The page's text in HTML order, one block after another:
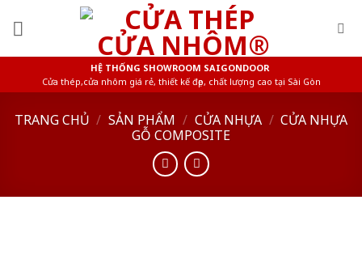
HỆ THỐNG SHOWROOM SAIGONDOOR
Cửa thép,cửa nhôm giá rẻ, thiết kế đẹp, chất lượng cao tại Sài Gòn
TRANG CHỦ / SẢN PHẨM / CỬA NHỰA / CỬA NHỰA
GỖ COMPOSITE